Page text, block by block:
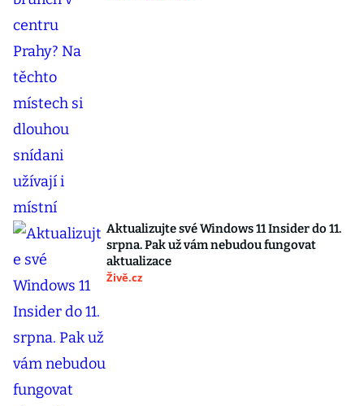
Aktualizujte své Windows 11 Insider do 11.
srpna. Pak už vám nebudou fungovat
aktualizace
Živě.cz